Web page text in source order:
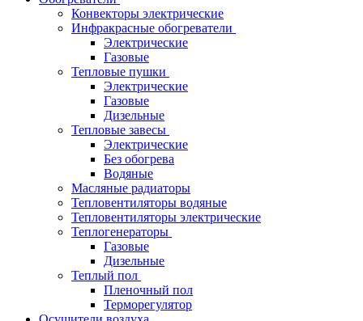
Конвекторы электрические
Инфракрасные обогреватели
Электрические
Газовые
Тепловые пушки
Электрические
Газовые
Дизельные
Тепловые завесы
Электрические
Без обогрева
Водяные
Масляные радиаторы
Тепловентиляторы водяные
Тепловентиляторы электрические
Теплогенераторы
Газовые
Дизельные
Теплый пол
Пленочный пол
Терморегулятор